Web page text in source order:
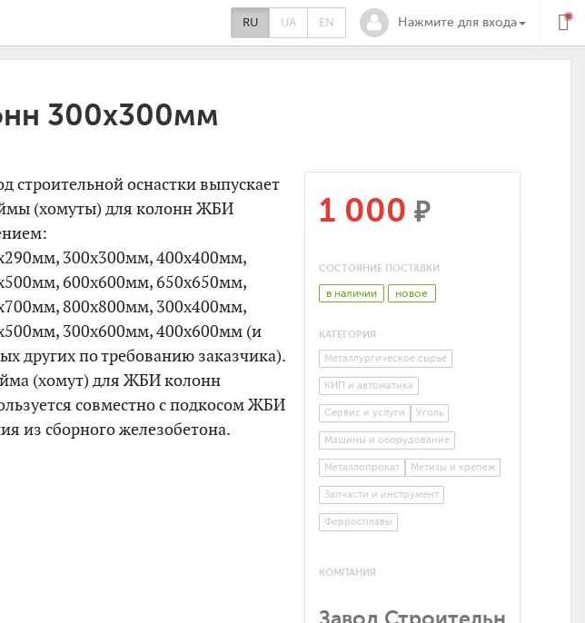
RU UA EN Нажмите для входа
300х300мм
строительной оснастки выпускает
(хомуты) для колонн ЖБИ
300х300мм, 400х400мм,
600х600мм, 650х650мм,
800х800мм, 300х400мм,
300х600мм, 400х600мм (и
других по требованию заказчика).
(хомут) для ЖБИ колонн
совместно с подкосом ЖБИ
из сборного железобетона.
1 000 ₽
СОСТОЯНИЕ ПОСТАВКИ
в наличии новое
КАТЕГОРИЯ
Металлургическое сырьё
КИП и автоматика
Сервис и услуги Уголь
Машины и оборудование
Металлопрокат Метизы и крепеж
Запчасти и инструмент
Ферросплавы
КОМПАНИЯ